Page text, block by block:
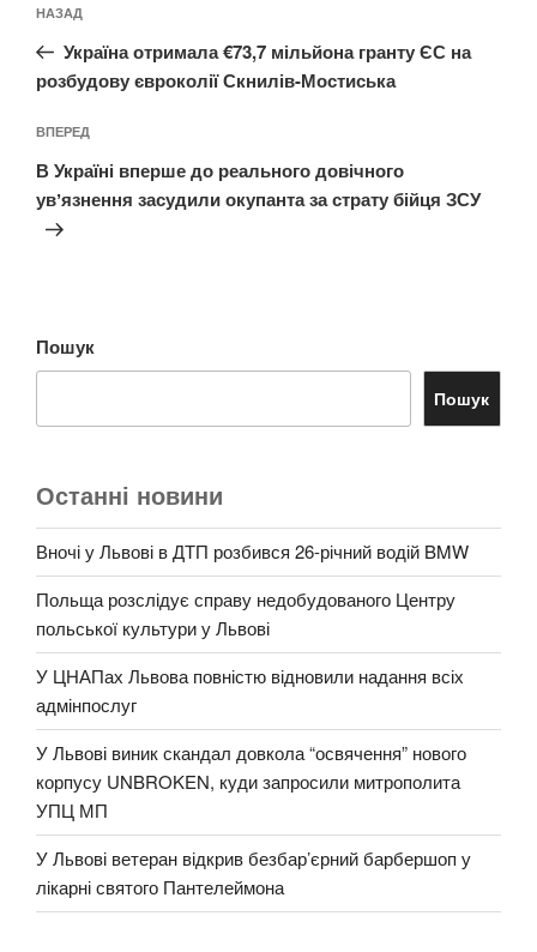
записів
Попередній
запис:
НАЗАД
Україна отримала €73,7 мільйона гранту ЄС на
розбудову євроколії Скнилів-Мостиська
Наступний
запис
ВПЕРЕД
В Україні вперше до реального довічного
увʼязнення засудили окупанта за страту бійця ЗСУ
Пошук
Пошук
Останні новини
Вночі у Львові в ДТП розбився 26-річний водій BMW
Польща розслідує справу недобудованого Центру
польської культури у Львові
У ЦНАПах Львова повністю відновили надання всіх
адмінпослуг
У Львові виник скандал довкола “освячення” нового
корпусу UNBROKEN, куди запросили митрополита
УПЦ МП
У Львові ветеран відкрив безбар’єрний барбершоп у
лікарні святого Пантелеймона